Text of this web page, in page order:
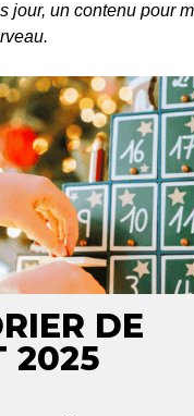
jour, un contenu pour
DE
2025